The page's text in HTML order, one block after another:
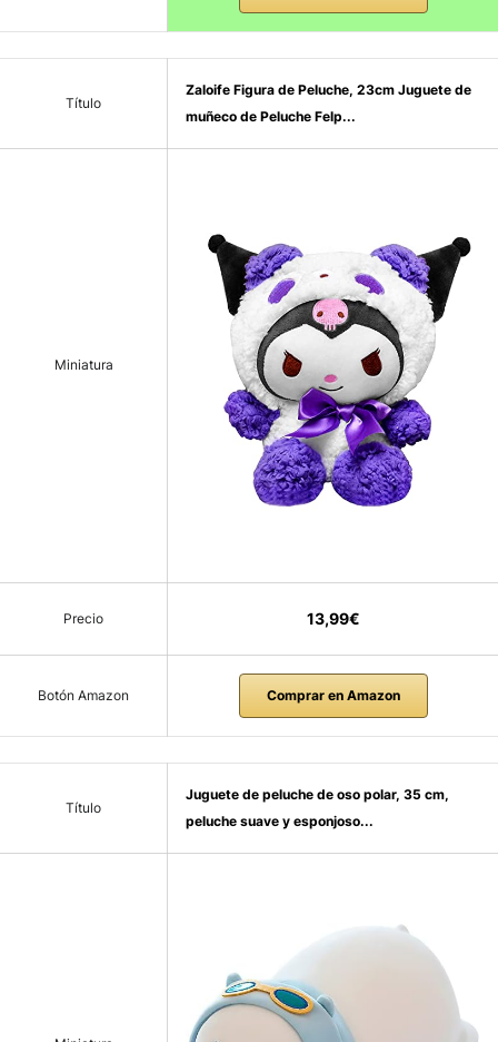
Título
Zaloife Figura de Peluche, 23cm Juguete de
muñeco de Peluche Felp...
Miniatura
Precio 13,99€
Botón Amazon Comprar en Amazon
Título
Juguete de peluche de oso polar, 35 cm,
peluche suave y esponjoso...